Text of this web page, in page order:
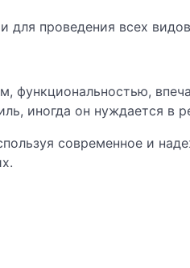
проведения всех
функциональностью,
иногда он нуждается в
современное и